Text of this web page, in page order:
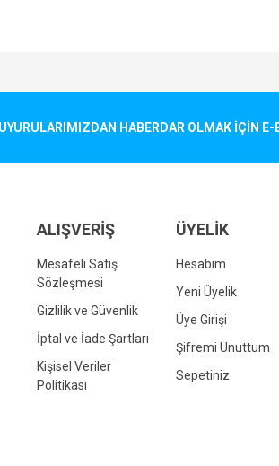
kalitesiz, bozuk veya görüntülenemiyor.
farklı alternatifler olmalı.
HABERDAR OLMAK İÇİN
ALIŞVERİŞ
Mesafeli Satış
Sözleşmesi
Gizlilik ve Güvenlik
İptal ve İade Şartları
Kişisel Veriler
Politikası
ÜYELİK
Hesabım
Yeni Üyelik
Üye Girişi
Şifremi Unuttum
Sepetiniz